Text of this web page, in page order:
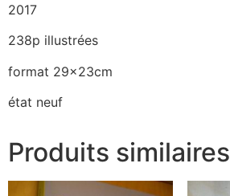
2017
238p illustrées
format 29x23cm
état neuf
Produits similaires